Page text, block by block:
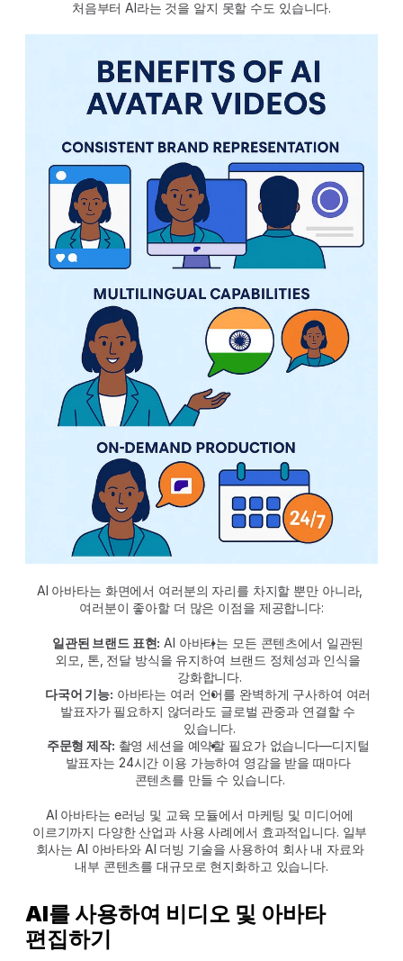
처음부터 AI라는 것을 알지 못할 수도 있습니다.
AI 아바타는 화면에서 여러분의 자리를 차지할 뿐만 아니라,
여러분이 좋아할 더 많은 이점을 제공합니다:
일관된 브랜드 표현: AI 아바타는 모든 콘텐츠에서 일관된
외모, 톤, 전달 방식을 유지하여 브랜드 정체성과 인식을
강화합니다.
다국어 기능: 아바타는 여러 언어를 완벽하게 구사하여 여러
발표자가 필요하지 않더라도 글로벌 관중과 연결할 수
있습니다.
주문형 제작: 촬영 세션을 예약할 필요가 없습니다—디지털
발표자는 24시간 이용 가능하여 영감을 받을 때마다
콘텐츠를 만들 수 있습니다.
AI 아바타는 e러닝 및 교육 모듈에서 마케팅 및 미디어에
이르기까지 다양한 산업과 사용 사례에서 효과적입니다. 일부
회사는 AI 아바타와 AI 더빙 기술을 사용하여 회사 내 자료와
내부 콘텐츠를 대규모로 현지화하고 있습니다.
AI를 사용하여 비디오 및 아바타
편집하기